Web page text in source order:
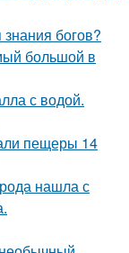
богов?
большой в
с водой.
пещеры 14
нашла с